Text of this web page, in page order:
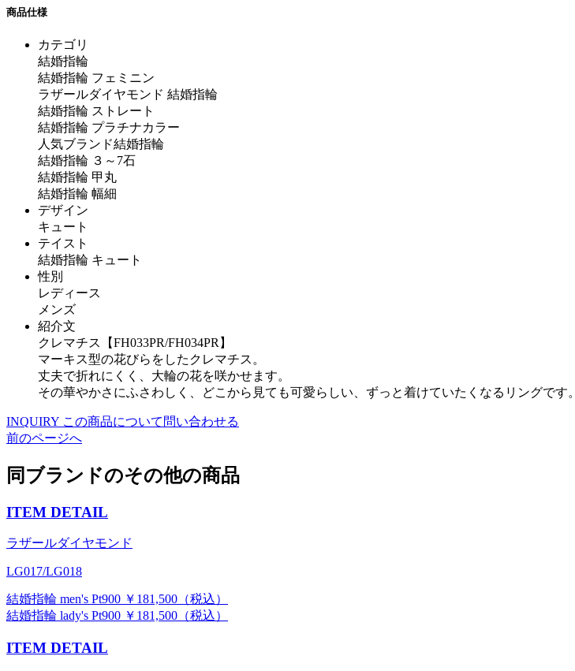
商品仕様
カテゴリ
結婚指輪
結婚指輪 フェミニン
ラザールダイヤモンド 結婚指輪
結婚指輪 ストレート
結婚指輪 プラチナカラー
人気ブランド結婚指輪
結婚指輪 ３～7石
結婚指輪 甲丸
結婚指輪 幅細
デザイン
キュート
テイスト
結婚指輪 キュート
性別
レディース
メンズ
紹介文
クレマチス【FH033PR/FH034PR】
マーキス型の花びらをしたクレマチス。
丈夫で折れにくく、大輪の花を咲かせます。
その華やかさにふさわしく、どこから見ても可愛らしい、ずっと着けていたくなるリングです。
INQUIRY この商品について問い合わせる
前のページへ
同ブランドのその他の商品
ITEM DETAIL
ラザールダイヤモンド
LG017/LG018
結婚指輪 men's Pt900 ￥181,500（税込）
結婚指輪 lady's Pt900 ￥181,500（税込）
ITEM DETAIL